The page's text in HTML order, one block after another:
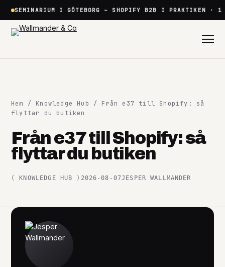
innehåll
SEMINARIUM I GÖTEBORG – SHOPIFY B2B I PRAKTIKEN · 1
Shopify
Tjänster
Hem / Knowledge Hub
/ Från e37 till Shopify: så
flyttar du butiken
Från e37 till Shopify: så
flyttar du butiken
( KNOWLEDGE HUB ) 2026-08-07JESPER WALLMANDER